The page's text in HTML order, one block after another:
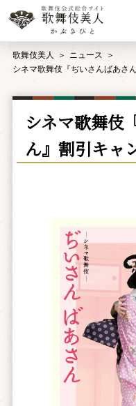
歌舞伎美人
ニュース
シネマ歌舞伎『ぢいさんばあさ
シネマ歌舞伎
ん』割引キャ